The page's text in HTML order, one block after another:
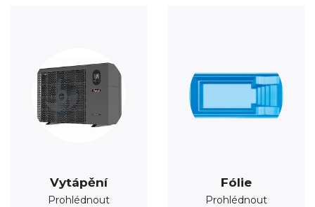
Vytápění
Prohlédnout
Fólie
Prohlédnout